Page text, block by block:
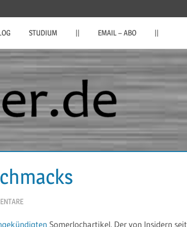
STUDIUM || EMAIL – ABO ||
Somerlochartikel. Der von Insidern seit